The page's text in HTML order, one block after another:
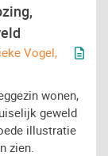
Vogel,
wonen,
geweld
illustratie
zien.